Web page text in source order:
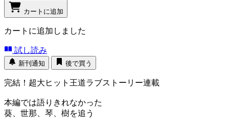
カートに追加
カートに追加しました
試し読み
新刊通知 後で買う
完結！超大ヒット王道ラブストーリー連載
本編では語りきれなかった
葵、世那、琴、樹を追う